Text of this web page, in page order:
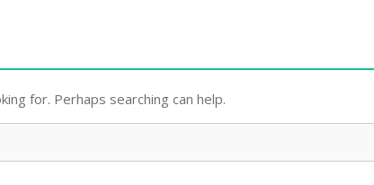
for. Perhaps searching can help.